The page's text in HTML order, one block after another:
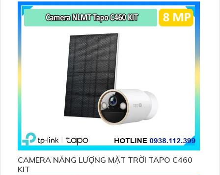
256GB hoặc lưu đám mây dễ lắp đặt cho gia đình và văn
phòng nhỏ.
CAMERA NĂNG LƯỢNG MẶT TRỜI TAPO C460
KIT